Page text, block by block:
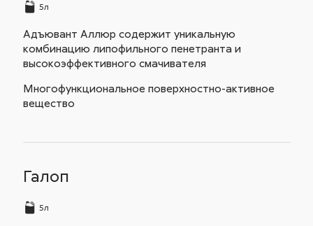
5л
Адъювант Аллюр содержит уникальную
комбинацию липофильного пенетранта и
высокоэффективного смачивателя
Многофункциональное поверхностно-активное
вещество
Галоп
5л